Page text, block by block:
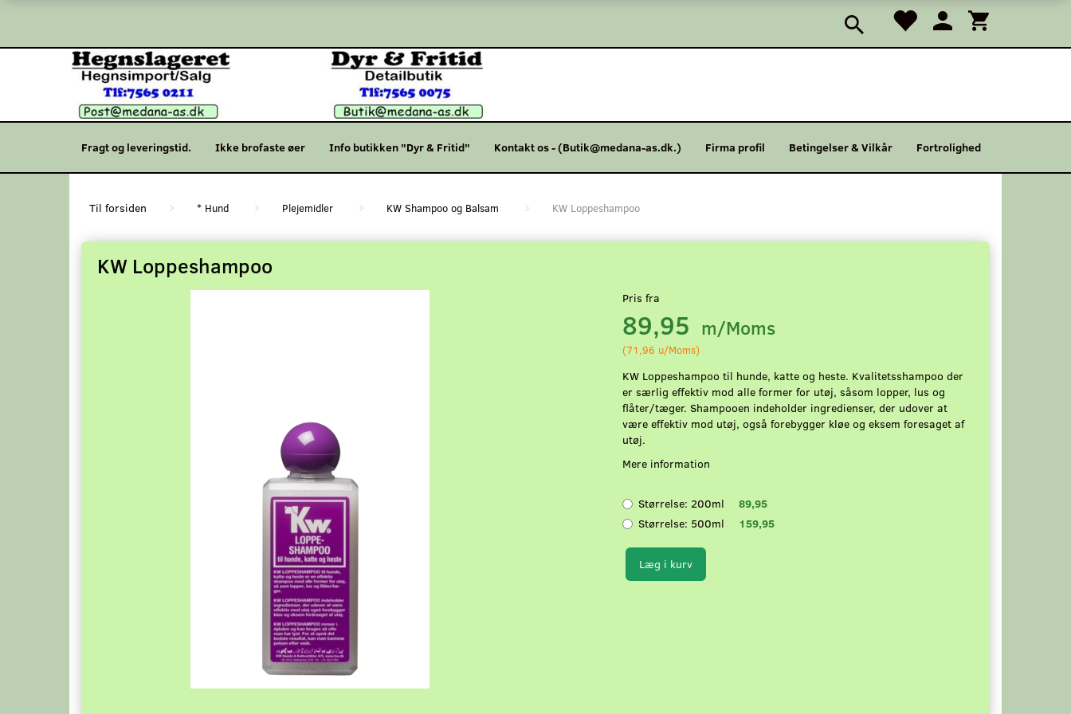
Fragt og leveringstid. Ikke brofaste øer Info butikken "Dyr & Fritid" Kontakt os - (Butik@medana-as.dk.) Firma profil Betingelser & Vilkår Fortrolighed
* Hund Plejemidler KW Shampoo og Balsam KW Loppeshampoo
KW Loppeshampoo
Pris fra
89,95 m/Moms
(71,96 u/Moms)
KW Loppeshampoo til hunde, katte og heste. Kvalitetsshampoo der
er særlig effektiv mod alle former for utøj, såsom lopper, lus og
flåter/tæger. Shampooen indeholder ingredienser, der udover at
være effektiv mod utøj, også forebygger kløe og eksem foresaget af
utøj.
Mere information
Størrelse: 200ml
89,95
Størrelse: 500ml 159,95
Læg i kurv